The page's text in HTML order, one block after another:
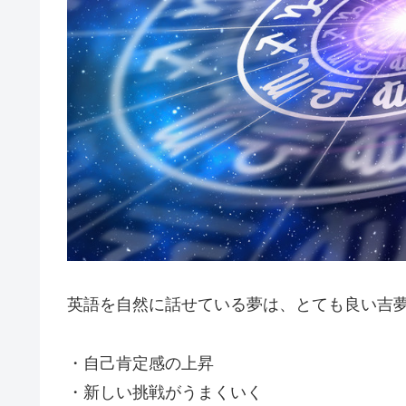
英語を自然に話せている夢は、とても良い吉
・自己肯定感の上昇
・新しい挑戦がうまくいく